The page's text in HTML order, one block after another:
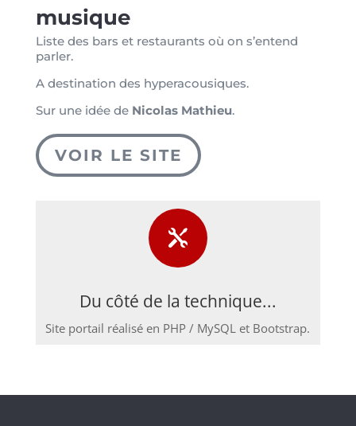
musique
Liste des bars et restaurants où on s’entend
parler.
A destination des hyperacousiques.
Sur une idée de Nicolas Mathieu.
VOIR LE SITE

Du côté de la technique...
Site portail réalisé en PHP / MySQL et Bootstrap.